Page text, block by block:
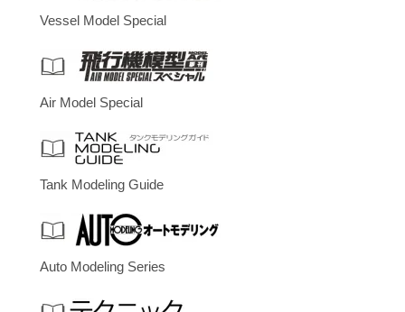
Vessel Model Special
Air Model Special
Tank Modeling Guide
Auto Modeling Series